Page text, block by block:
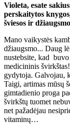
Violeta, esate
perskaitytos
šviesos ir
Mano vaikystės
džiaugsmo... Daug
nustebsite, kad
medicininis
gydytoja. Galvojau,
Taigi, artimas mūsų
gimtadienio proga
švirkštų tuomet
net pažadėjau
vitaminų…